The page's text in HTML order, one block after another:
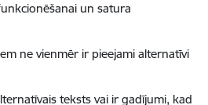
un satura
ne vienmēr ir pieejami alternatīvi
teksts vai ir gadījumi, kad